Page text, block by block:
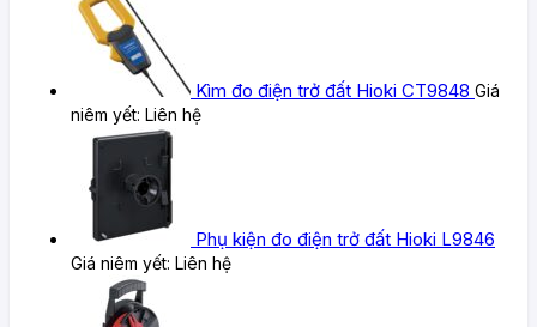
Kìm đo điện trở đất Hioki CT9848 Giá
niêm yết: Liên hệ
Phụ kiện đo điện trở đất Hioki L9846
Giá niêm yết: Liên hệ